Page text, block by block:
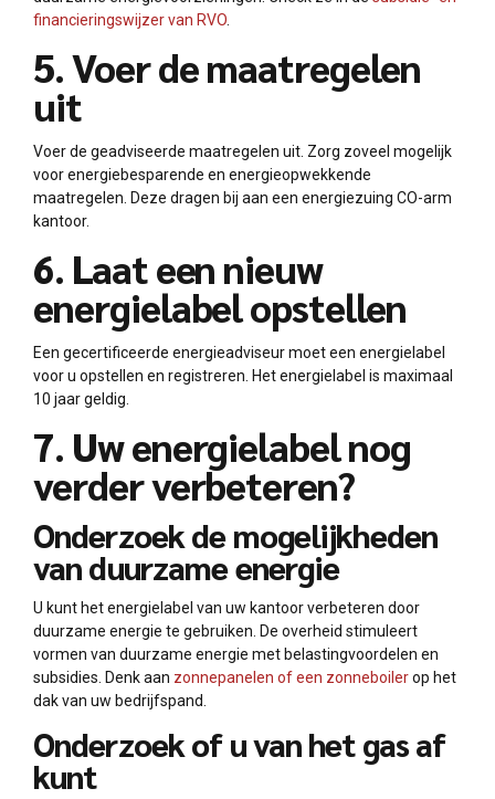
financieringswijzer van RVO.
5. Voer de maatregelen
uit
Voer de geadviseerde maatregelen uit. Zorg zoveel mogelijk
voor energiebesparende en energieopwekkende
maatregelen. Deze dragen bij aan een energiezuing CO-arm
kantoor.
6. Laat een nieuw
energielabel opstellen
Een gecertificeerde energieadviseur moet een energielabel
voor u opstellen en registreren. Het energielabel is maximaal
10 jaar geldig.
7. Uw energielabel nog
verder verbeteren?
Onderzoek de mogelijkheden
van duurzame energie
U kunt het energielabel van uw kantoor verbeteren door
duurzame energie te gebruiken. De overheid stimuleert
vormen van duurzame energie met belastingvoordelen en
subsidies. Denk aan zonnepanelen of een zonneboilerop het
dak van uw bedrijfspand.
Onderzoek of u van het gas af
kunt